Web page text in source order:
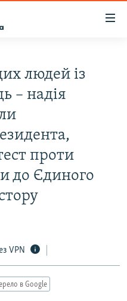
людей із
– надія
проти
до Єдиного
VPN
в Google